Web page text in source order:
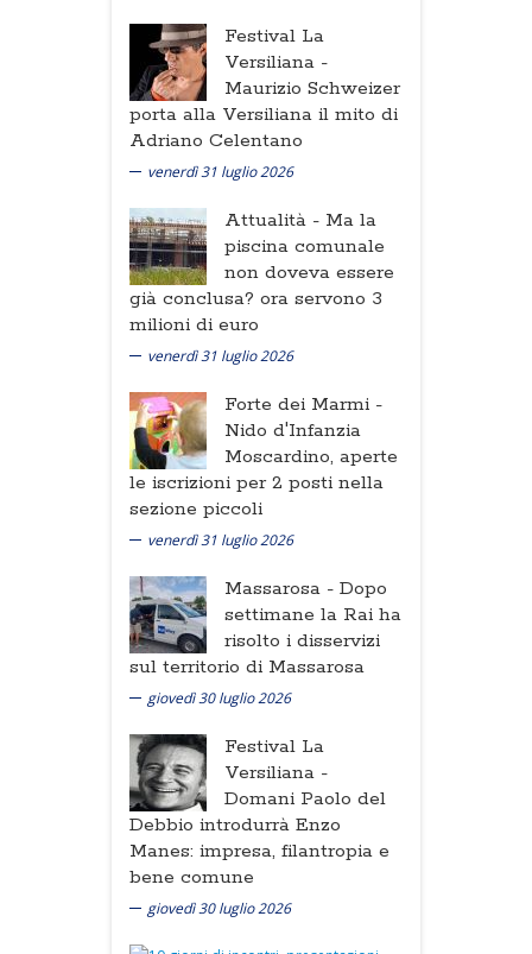
Festival La
Versiliana -
Maurizio Schweizer
porta alla Versiliana il mito di
Adriano Celentano
venerdì 31 luglio 2026
Attualità - Ma la
piscina comunale
non doveva essere
già conclusa? ora servono 3
milioni di euro
venerdì 31 luglio 2026
Forte dei Marmi -
Nido d'Infanzia
Moscardino, aperte
le iscrizioni per 2 posti nella
sezione piccoli
venerdì 31 luglio 2026
Massarosa - Dopo
settimane la Rai ha
risolto i disservizi
sul territorio di Massarosa
giovedì 30 luglio 2026
Festival La
Versiliana -
Domani Paolo del
Debbio introdurrà Enzo
Manes: impresa, filantropia e
bene comune
giovedì 30 luglio 2026